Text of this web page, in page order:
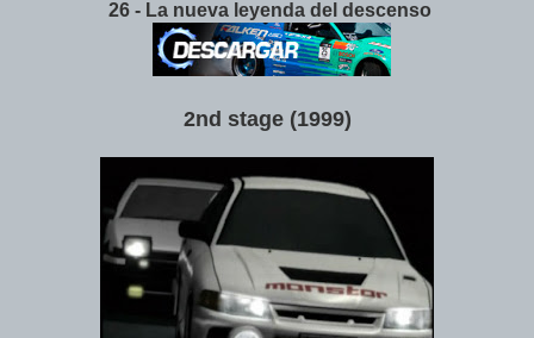
26 - La nueva leyenda del descenso
2nd stage (1999)